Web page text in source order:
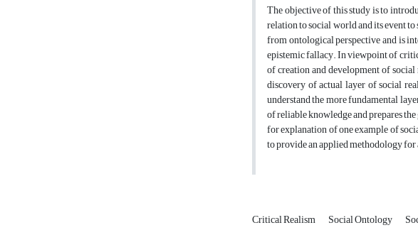
The objective of this study is to
relation to social world and its event
from ontological perspective and is
epistemic fallacy. In viewpoint of
of creation and development of
discovery of actual layer of social
understand the more fundamental
of reliable knowledge and prepares
for explanation of one example of
to provide an applied methodology
Critical Realism Social Ontology